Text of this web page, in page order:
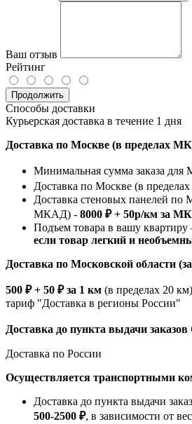
Ваш отзыв
Рейтинг
Продолжить
Способы доставки
Курьерская доставка в течение 1 дня
Доставка по Москве (в пределах
Минимальная сумма заказа для
Доставка по Москве (в
Доставка стеновых панелей по
МКАД) - 8000 ₽ + 50р/км за
Подъем товара в вашу
если товар легкий и
Доставка по Московской области
500 ₽ + 50 ₽ за 1 км (в пределах 20
тариф "Доставка в регионы России"
Доставка до пункта выдачи
Доставка по России
Осуществляется транспортными
Доставка до пункта выдачи
500-2500 ₽, в зависимости от